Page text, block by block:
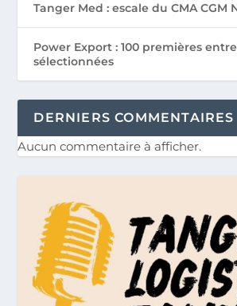
Tanger Med : escale du CMA CGM
Power Export : 100 premières
sélectionnées
DERNIERS COMMENTAIRES
Aucun commentaire à afficher.